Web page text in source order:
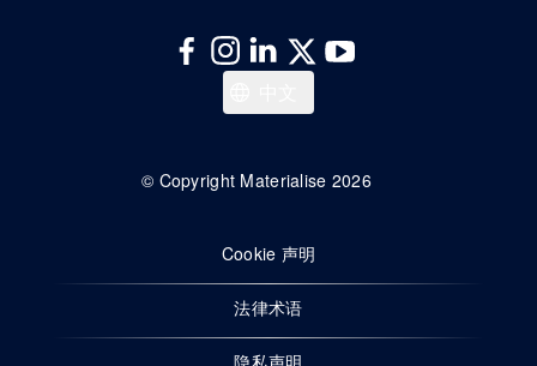
English
© Copyright Materialise 2026
Cookie 声明
法律术语
隐私声明